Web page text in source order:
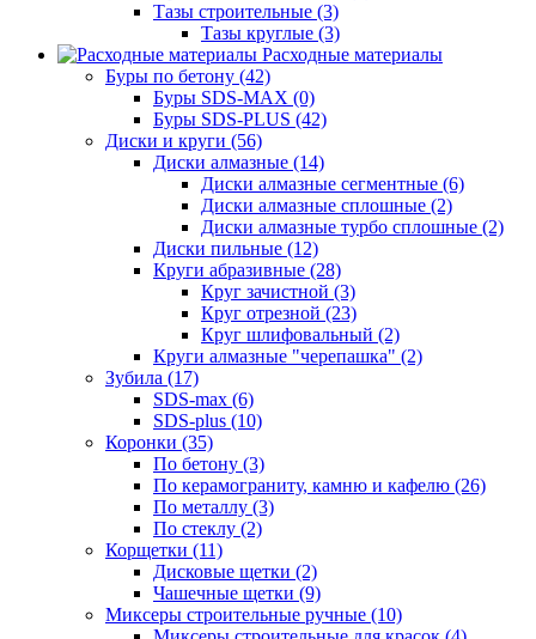
Тазы строительные (3)
Тазы круглые (3)
Расходные материалы
Буры по бетону (42)
Буры SDS-MAX (0)
Буры SDS-PLUS (42)
Диски и круги (56)
Диски алмазные (14)
Диски алмазные сегментные (6)
Диски алмазные сплошные (2)
Диски алмазные турбо сплошные (2)
Диски пильные (12)
Круги абразивные (28)
Круг зачистной (3)
Круг отрезной (23)
Круг шлифовальный (2)
Круги алмазные "черепашка" (2)
Зубила (17)
SDS-max (6)
SDS-plus (10)
Коронки (35)
По бетону (3)
По керамограниту, камню и кафелю (26)
По металлу (3)
По стеклу (2)
Корщетки (11)
Дисковые щетки (2)
Чашечные щетки (9)
Миксеры строительные ручные (10)